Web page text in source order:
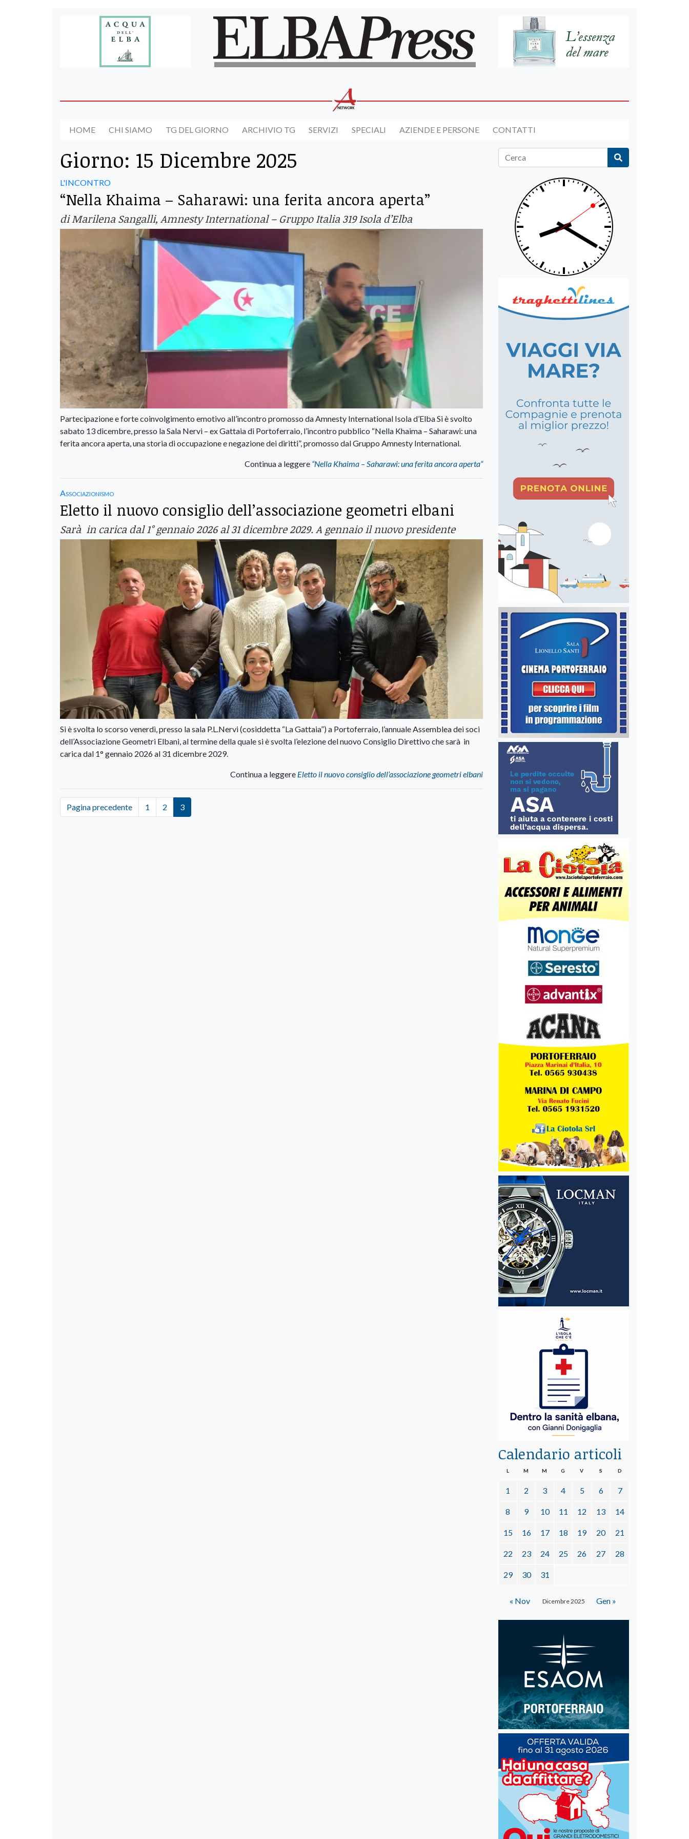
HOME CHI SIAMO TG DEL GIORNO ARCHIVIO TG SERVIZI SPECIALI AZIENDE E PERSONE CONTATTI
Giorno: 15 Dicembre 2025
L'INCONTRO
“Nella Khaima – Saharawi: una ferita ancora aperta”
di Marilena Sangalli, Amnesty International – Gruppo Italia 319 Isola d’Elba
Partecipazione e forte coinvolgimento emotivo all’incontro promosso da Amnesty International Isola d’Elba Si è svolto
sabato 13 dicembre, presso la Sala Nervi – ex Gattaia di Portoferraio, l’incontro pubblico “Nella Khaima – Saharawi: una
ferita ancora aperta, una storia di occupazione e negazione dei diritti”, promosso dal Gruppo Amnesty International.
Continua a leggere “Nella Khaima – Saharawi: una ferita ancora aperta”
Associazionismo
Eletto il nuovo consiglio dell’associazione geometri elbani
Sarà in carica dal 1° gennaio 2026 al 31 dicembre 2029. A gennaio il nuovo presidente
Si è svolta lo scorso venerdì, presso la sala P.L.Nervi (cosiddetta “La Gattaia”) a Portoferraio, l’annuale Assemblea dei soci
dell’Associazione Geometri Elbani, al termine della quale si è svolta l’elezione del nuovo Consiglio Direttivo che sarà in
carica dal 1° gennaio 2026 al 31 dicembre 2029.
Continua a leggere Eletto il nuovo consiglio dell’associazione geometri elbani
Pagina precedente 1 2 3
Calendario articoli
Dicembre 2025
L M M G V S D
1 2 3 4 5 6 7
8 9 10 11 12 13 14
15 16 17 18 19 20 21
22 23 24 25 26 27 28
29 30 31
« Nov Gen »